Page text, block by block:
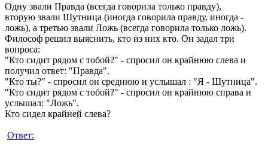
Одну звали Правда (всегда говорила только правду),
вторую звали Шутница (иногда говорила правду, иногда -
ложь), а третью звали Ложь (всегда говорила только ложь).
Философ решил выяснить, кто из них кто. Он задал три
вопроса:
"Кто сидит рядом с тобой?" - спросил он крайнюю слева и
получил ответ: "Правда".
"Кто ты?" - спросил он среднюю и услышал : "Я - Шутница".
"Кто сидит рядом с тобой?" - спросил он крайнюю справа и
услышал: "Ложь".
Кто сидел крайней слева?
Ответ: